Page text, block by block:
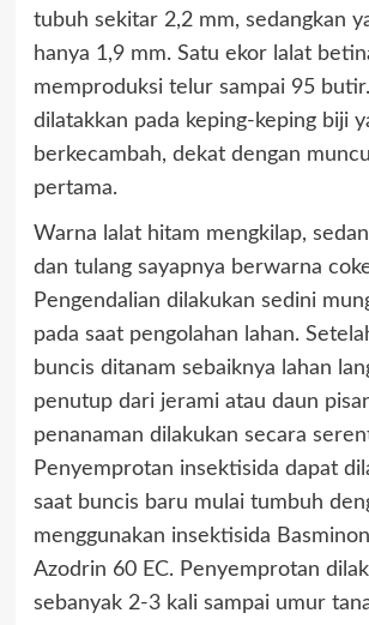
tubuh sekitar 2,2 mm, sedangkan
hanya 1,9 mm. Satu ekor lalat
memproduksi telur sampai 95
dilatakkan pada keping-keping biji
berkecambah, dekat dengan
pertama.
Warna lalat hitam mengkilap,
dan tulang sayapnya berwarna
Pengendalian dilakukan sedini
pada saat pengolahan lahan.
buncis ditanam sebaiknya lahan
penutup dari jerami atau daun
penanaman dilakukan secara
Penyemprotan insektisida dapat
saat buncis baru mulai tumbuh
menggunakan insektisida
Azodrin 60 EC. Penyemprotan
sebanyak 2-3 kali sampai umur